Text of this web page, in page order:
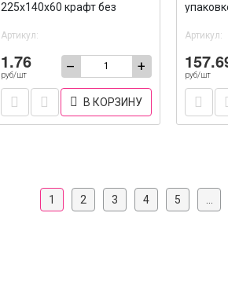
225х140х60 крафт без
Артикул:
1.76
руб/шт
– +
В КОРЗИНУ
Артикул:
руб/шт
1 2 3 4 5